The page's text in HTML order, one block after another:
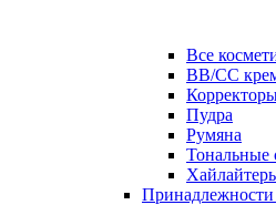
Все
ВВ/СС
Пудра
Румяна
Тональные